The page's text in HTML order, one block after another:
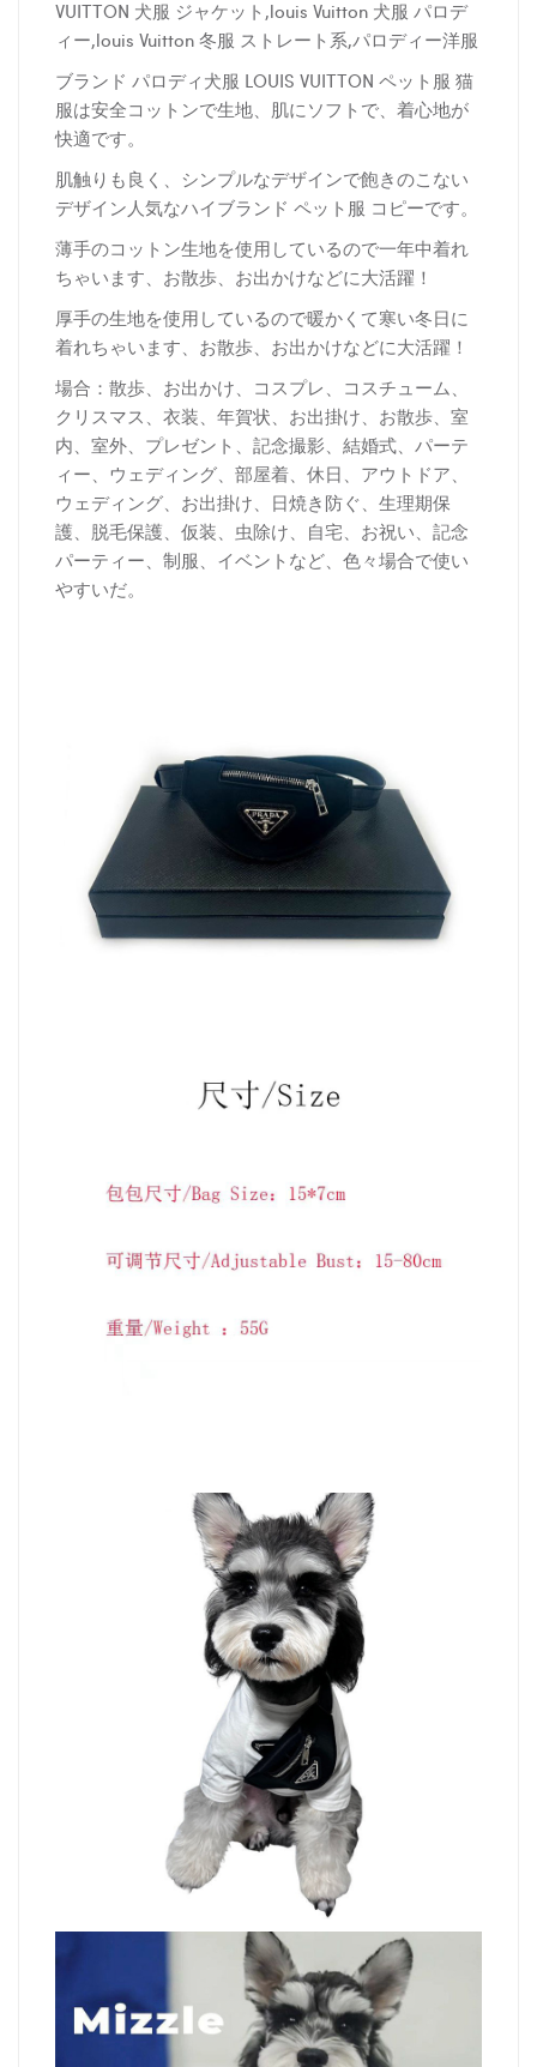
VUITTON 犬服 ジャケット,louis Vuitton 犬服 パロデ
ィー,louis Vuitton 冬服 ストレート系,パロディー洋服
ブランド パロディ犬服 LOUIS VUITTON ペット服 猫
服は安全コットンで生地、肌にソフトで、着心地が
快適です。
肌触りも良く、シンプルなデザインで飽きのこない
デザイン人気なハイブランド ペット服 コピーです。
薄手のコットン生地を使用しているので一年中着れ
ちゃいます、お散歩、お出かけなどに大活躍！
厚手の生地を使用しているので暖かくて寒い冬日に
着れちゃいます、お散歩、お出かけなどに大活躍！
場合：散歩、お出かけ、コスプレ、コスチューム、
クリスマス、衣装、年賀状、お出掛け、お散歩、室
内、室外、プレゼント、記念撮影、結婚式、パーテ
ィー、ウェディング、部屋着、休日、アウトドア、
ウェディング、お出掛け、日焼き防ぐ、生理期保
護、脱毛保護、仮装、虫除け、自宅、お祝い、記念
パーティー、制服、イベントなど、色々場合で使い
やすいだ。